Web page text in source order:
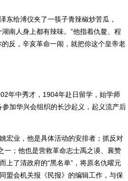
东给溥仪夹了一筷子青辣椒炒苦瓜，
南人身上都有辣味。”他指着仇鳌、程
反，辛亥革命一闹，就把你这个皇帝老
年中秀才，1904年赴日留学，始学师
加华兴会组织的长沙起义，起义流产后
宏业，他是具体活动的安排者；抓反对
一；他也是营救革命志士禹之谟、襄赞
上了清政府的“黑名单”，将原名仇曜元
盟会机关报《民报》的编辑工作，与保